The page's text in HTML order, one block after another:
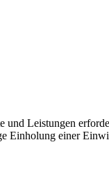
und Leistungen
Einholung einer